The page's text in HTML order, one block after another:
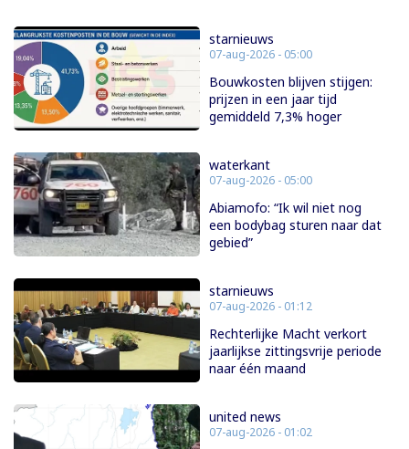
starnieuws
07-aug-2026 - 05:00
Bouwkosten blijven stijgen:
prijzen in een jaar tijd
gemiddeld 7,3% hoger
waterkant
07-aug-2026 - 05:00
Abiamofo: “Ik wil niet nog
een bodybag sturen naar dat
gebied”
starnieuws
07-aug-2026 - 01:12
Rechterlijke Macht verkort
jaarlijkse zittingsvrije periode
naar één maand
united news
07-aug-2026 - 01:02